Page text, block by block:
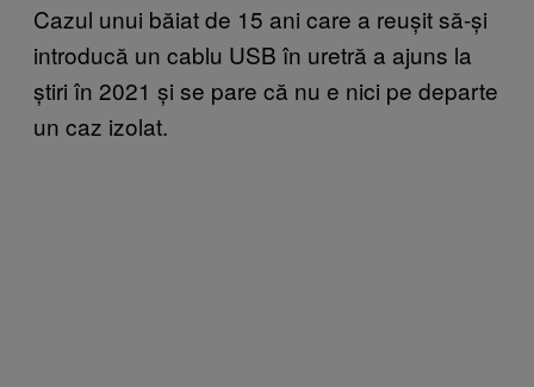
Cazul unui băiat de 15 ani care a reușit să-și
introducă un cablu USB în uretră a ajuns la
știri în 2021 și se pare că nu e nici pe departe
un caz izolat.